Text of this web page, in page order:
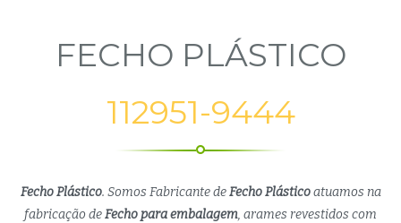
FECHO PLÁSTICO
112951-9444
Fecho Plástico. Somos Fabricante deFecho Plásticoatuamos na
fabricação deFecho para embalagem, arames revestidos com